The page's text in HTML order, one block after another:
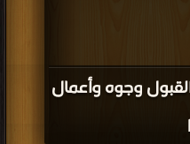
وجوه وأعمال